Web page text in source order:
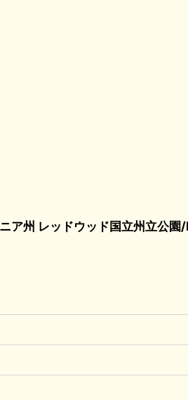
ア州 レッドウッド国立州立公